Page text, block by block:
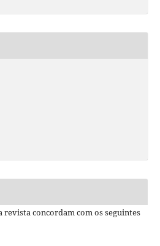
concordam com os seguintes